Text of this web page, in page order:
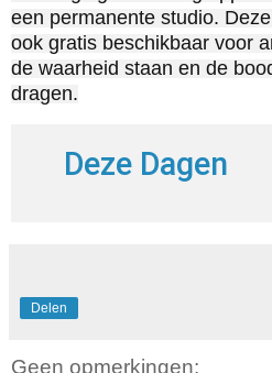
een permanente studio.
ook gratis beschikbaar voor
de waarheid staan en de
dragen.
Deze Dagen
Delen
Geen opmerkingen: